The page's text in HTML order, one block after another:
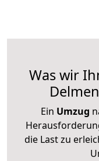
Was wir
Ein Umzug
die Last zu